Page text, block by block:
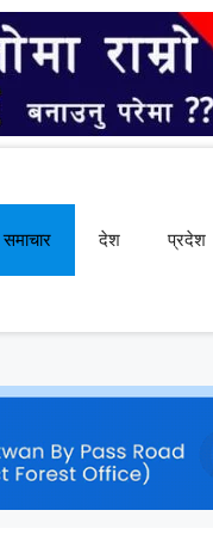
समाचार देश प्रदेश